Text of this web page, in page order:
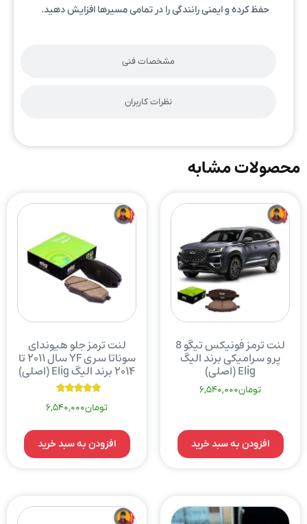
مشخصات فنی
نظرات کاربران
حفظ کرده و ایمنی رانندگی را در تمامی مسیرها افزایش دهید.
محصولات مشابه
لنت ترمز فونیکس تیگو 8
پرو سرامیکی برند الیگ
Elig (اصلی)
تومان6,540,000
افزودن به سبد خرید
لنت ترمز جلو هیوندای
سوناتا سری YF سال ۲۰۱۱ تا
۲۰۱۴ برند الیگ Elig (اصلی)
5.00تومان6,540,000
افزودن به سبد خرید